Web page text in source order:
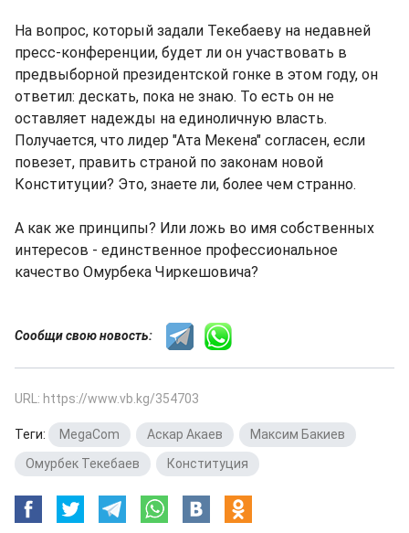
На вопрос, который задали Текебаеву на недавней
пресс-конференции, будет ли он участвовать в
предвыборной президентской гонке в этом году, он
ответил: дескать, пока не знаю. То есть он не
оставляет надежды на единоличную власть.
Получается, что лидер "Ата Мекена" согласен, если
повезет, править страной по законам новой
Конституции? Это, знаете ли, более чем странно.
А как же принципы? Или ложь во имя собственных
интересов - единственное профессиональное
качество Омурбека Чиркешовича?
Сообщи свою новость:
URL: https://www.vb.kg/354703
Теги: MegaCom Аскар Акаев Максим Бакиев
Омурбек Текебаев
Конституция